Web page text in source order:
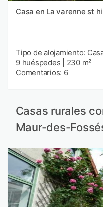
Casa en La varenne st
Tipo de alojamiento:
9 huéspedes
230 m²
Comentarios: 6
Casas rurales
Maur-des-